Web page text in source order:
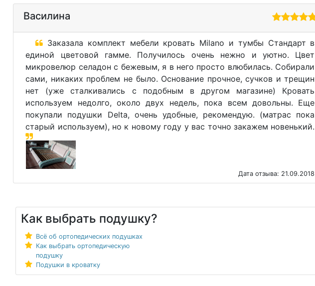
Василина
Заказала комплект мебели кровать Milano и тумбы Стандарт в
единой цветовой гамме. Получилось очень нежно и уютно. Цвет
микровелюр селадон с бежевым, я в него просто влюбилась. Собирали
сами, никаких проблем не было. Основание прочное, сучков и трещин
нет (уже сталкивались с подобным в другом магазине) Кровать
используем недолго, около двух недель, пока всем довольны. Еще
покупали подушки Delta, очень удобные, рекомендую. (матрас пока
старый используем), но к новому году у вас точно закажем новенький.
Дата отзыва: 21.09.2018
Как выбрать подушку?
Всё об ортопедических подушках
Как выбрать ортопедическую
подушку
Подушки в кроватку